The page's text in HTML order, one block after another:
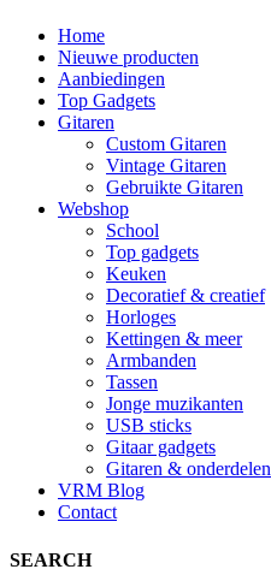
Home
Nieuwe producten
Aanbiedingen
Top Gadgets
Gitaren
Custom Gitaren
Vintage Gitaren
Gebruikte Gitaren
Webshop
School
Top gadgets
Keuken
Decoratief & creatief
Horloges
Kettingen & meer
Armbanden
Tassen
Jonge muzikanten
USB sticks
Gitaar gadgets
Gitaren & onderdelen
VRM Blog
Contact
SEARCH